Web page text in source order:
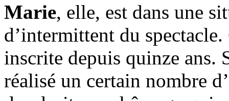
Marie, elle, est dans une
d’intermittent du
inscrite depuis quinze ans.
réalisé un certain nombre